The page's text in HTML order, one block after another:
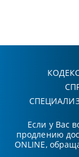
Если у Вас
продлению
ONLINE,